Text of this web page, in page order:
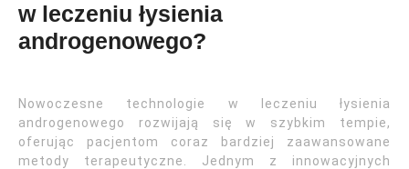
w leczeniu łysienia
androgenowego?
Nowoczesne technologie w leczeniu łysienia
androgenowego rozwijają się w szybkim tempie,
oferując pacjentom coraz bardziej zaawansowane
metody terapeutyczne. Jednym z innowacyjnych